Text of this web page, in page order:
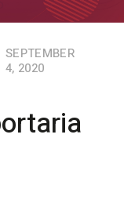
SEPTEMBER
4, 2020